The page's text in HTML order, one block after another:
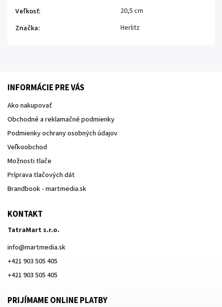
Veľkosť:
20,5 cm
Značka: Herlitz
INFORMÁCIE PRE VÁS
Ako nakupovať
Obchodné a reklamačné podmienky
Podmienky ochrany osobných údajov
Veľkoobchod
Možnosti tlače
Príprava tlačových dát
Brandbook - martmedia.sk
KONTAKT
TatraMart s.r.o.
info@martmedia.sk
+421 903 505 405
+421 903 505 405
PRIJÍMAME ONLINE PLATBY